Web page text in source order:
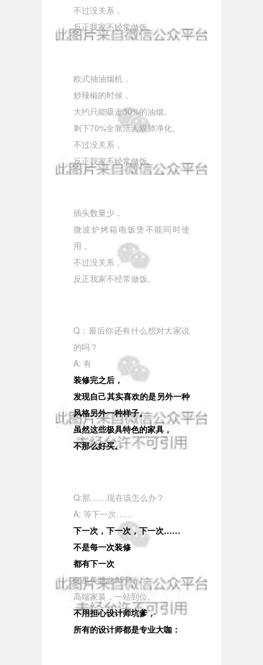
不过没关系，
反正我家不经常做饭。
欧式抽油烟机，
炒辣椒的时候，
大约只能吸走30%的油烟。
剩下70%全靠活人双肺净化。
不过没关系，
反正我家不经常做饭。
插头数量少，
微波炉烤箱电饭煲不能同时使
用，
不过没关系，
反正我家不经常做饭。
Q：最后你还有什么想对大家说
的吗？
A: 有
装修完之后，
发现自己其实喜欢的是另外一种
风格另外一种样子。
虽然这些极具特色的家具，
不那么好买。
Q:那……现在该怎么办？
A: 等下一次……
下一次，下一次，下一次……
不是每一次装修
都有下一次
红星美凯龙APP，
高端家装，一站到位。
不用担心设计师坑爹，
所有的设计师都是专业大咖：